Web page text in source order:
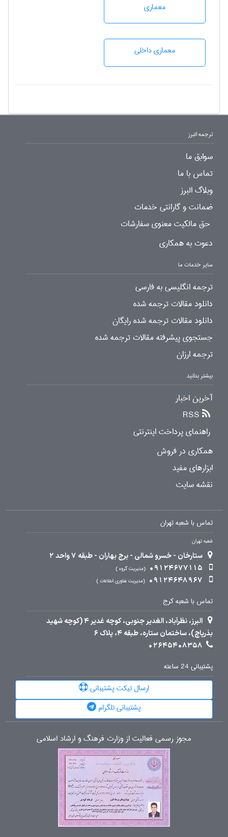
معماری
معماری داخلی
ترجمه البرز
سوابق ما
تماس با ما
وبلاگ البرز
ضمانت و گارانتی خدمات
حق مالکیت معنوی سفارشات
دعوت به همکاری
سایر خدمات ما
ترجمه انگلیسی به فارسی
دانلود مقالات ترجمه شده
دانلود مقالات ترجمه شده رایگان
جستجوی پیشرفته مقالات ترجمه شده
ترجمه ارزان
بیشتر بدانید
آخرین اخبار
RSS
راهنمای پرداخت اینترنتی
همکاری در فروش
ابزارهای مفید
نقشه سایت
تماس با شعبه تهران
شعبه تهران
ستارخان - خسرو شمالی - برج بهاران - طبقه 7 واحد 2
09124677115
مدیریت گروه
09124648967 مدیریت فناوری اطلاعات
تماس با شعبه کرج
البرز، نظرآباد، الغدیر جنوبی، کوچه غدیر 4 (کوچه شهید
بذرپاچ)، ساختمان ستاره، طبقه 4، پلاک 6
02645408358
پشتیبانی 24 ساعته
ارسال تیکت پشتیبانی
پشتیبانی تلگرام
مجوز رسمی فعالیت از وزارت فرهنگ و ارشاد اسلامی